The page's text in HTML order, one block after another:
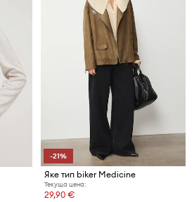
-21%
Яке тип biker Medicine
Текуща цена:
29,90 €